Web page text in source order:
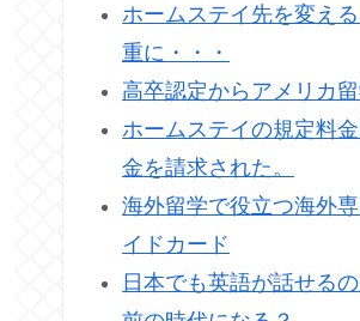
ホームステイ先を変え
重に・・・
高卒認定からアメリカ
ホームステイの規定料
金を請求された。
海外留学で役立つ海外
イドカード
日本でも英語が話せる